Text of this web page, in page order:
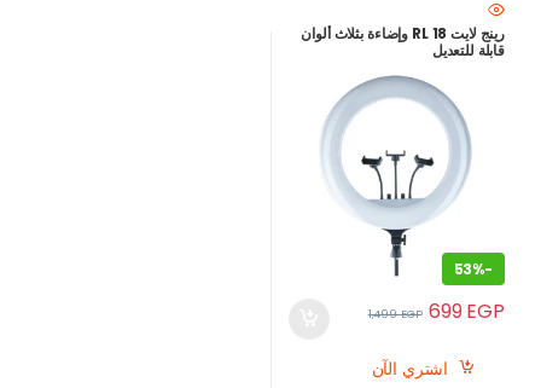
رينج لايت RL 18 وإضاءة بثلاث ألوان
قابلة للتعديل
-
53%
699EGP
1,499EGP
اشتري الآن